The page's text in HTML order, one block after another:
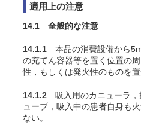
適用上の注意
14.1 全般的な注意
14.1.1 本品の消費設備から
の充てん容器等を置く位置の
性，もしくは発火性のものを置
14.1.2 吸入用のカニューラ，
ューブ，吸入中の患者自身も
ない。